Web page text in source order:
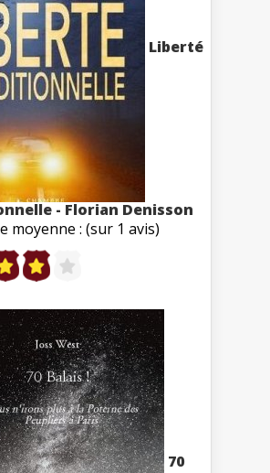
Liberté
- Florian Denisson
moyenne : (sur 1 avis)
70